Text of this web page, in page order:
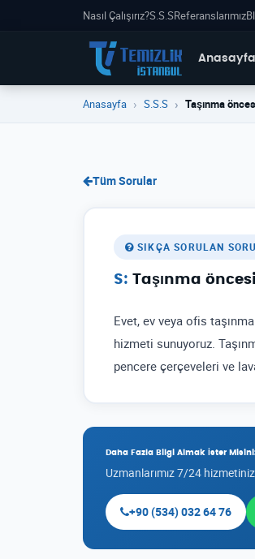
Nasıl Çalışırız?S.S.SReferanslarımız
Anasayfa
Anasayfa S.S.S Taşınma
Tüm Sorular
SIKÇA SORULAN SORU
Taşınma
Evet, ev veya ofis
hizmeti sunuyoruz.
pencere çerçeveleri ve
Daha Fazla Bilgi Almak İster
Uzmanlarımız 7/24
+90 (534) 032 64 76